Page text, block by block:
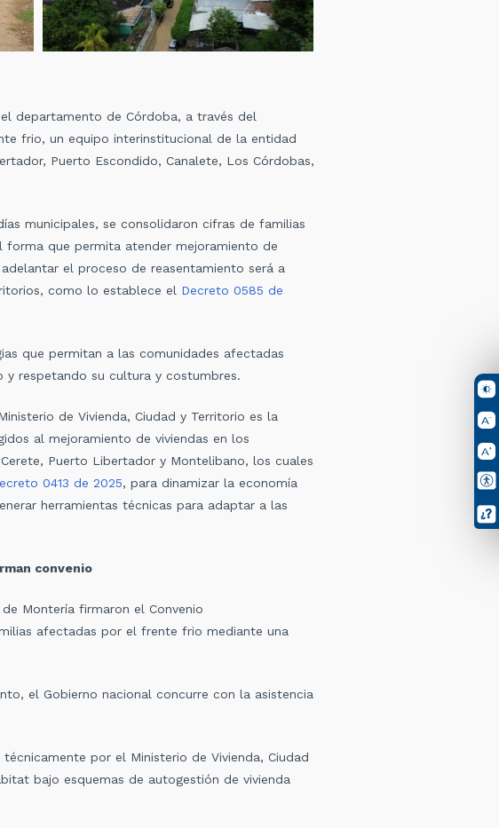
departamento de Córdoba, a través del
frio, un equipo interinstitucional de la entidad
Puerto Escondido, Canalete, Los Córdobas,
municipales, se consolidaron cifras de familias
que permita atender mejoramiento de
el proceso de reasentamiento será a
como lo establece el Decreto 0585 de
que permitan a las comunidades afectadas
respetando su cultura y costumbres.
de Vivienda, Ciudad y Territorio es la
al mejoramiento de viviendas en los
Puerto Libertador y Montelibano, los cuales
0413 de 2025, para dinamizar la economía
herramientas técnicas para adaptar a las
convenio
Montería firmaron el Convenio
afectadas por el frente frio mediante una
el Gobierno nacional concurre con la asistencia
por el Ministerio de Vivienda, Ciudad
bajo esquemas de autogestión de vivienda